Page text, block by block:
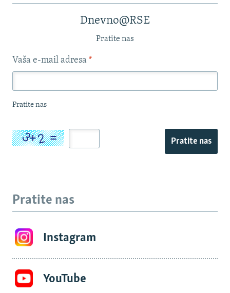
Dnevno@RSE
Pratite nas
Vaša e-mail adresa *
Pratite nas
Pratite nas
Pratite nas
Instagram
YouTube